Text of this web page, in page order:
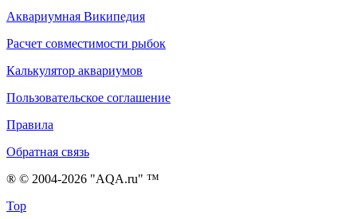
Аквариумная Википедия
Расчет совместимости рыбок
Калькулятор аквариумов
Пользовательское соглашение
Правила
Обратная связь
® © 2004-2026 "AQA.ru" ™
Top